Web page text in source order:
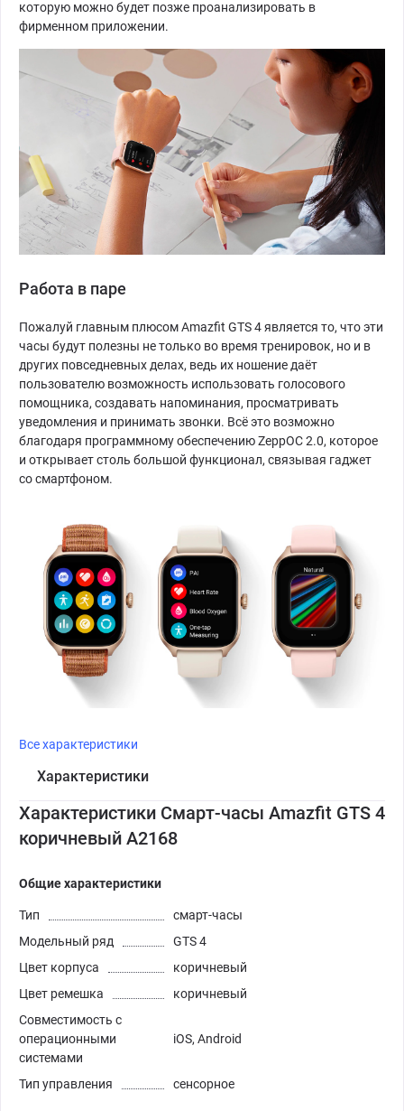
которую можно будет позже проанализировать в
фирменном приложении.
Работа в паре
Пожалуй главным плюсом Amazfit GTS 4 является то, что эти
часы будут полезны не только во время тренировок, но и в
других повседневных делах, ведь их ношение даёт
пользователю возможность использовать голосового
помощника, создавать напоминания, просматривать
уведомления и принимать звонки. Всё это возможно
благодаря программному обеспечению ZeppОС 2.0, которое
и открывает столь большой функционал, связывая гаджет
со смартфоном.
Все характеристики
Характеристики
Характеристики Смарт-часы Amazfit GTS 4
коричневый A2168
Общие характеристики
Тип
смарт-часы
Модельный ряд
GTS 4
Цвет корпуса
коричневый
Цвет ремешка
коричневый
Совместимость с
операционными
системами
iOS, Android
Тип управления сенсорное